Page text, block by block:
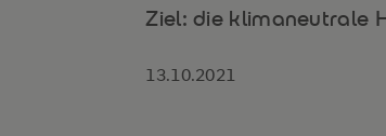
Ziel: die klimaneutrale
13.10.2021